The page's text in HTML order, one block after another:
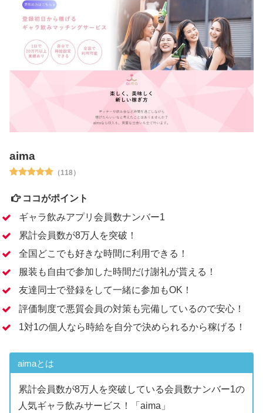
aima
（118）
ココがポイント
ギャラ飲みアプリ会員数ナンバー1
累計会員数が8万人を突破！
全国どこでも好きな時間に利用できる！
服装も自由で参加した時間だけ謝礼が貰える！
友達同士で登録をして一緒に参加もOK！
評価制度で悪質会員の対策も完備しているので安心！
1対1の個人なら時給を自分で決められるから稼げる！
aimaとは
累計会員数が8万人を突破している会員数ナンバー1の
人気ギャラ飲みサービス！「aima」